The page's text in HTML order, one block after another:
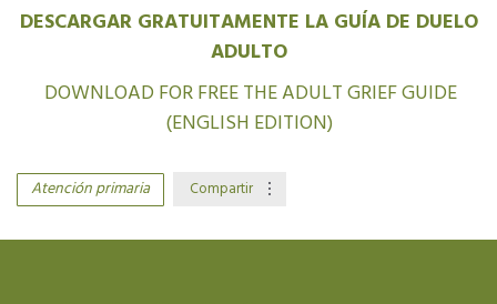
DESCARGAR GRATUITAMENTE LA GUÍA DE DUELO
ADULTO
DOWNLOAD FOR FREE THE ADULT GRIEF GUIDE
(ENGLISH EDITION)
Atención primaria Compartir